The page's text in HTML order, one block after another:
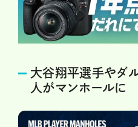
大谷翔平選手やダ
人がマンホールに